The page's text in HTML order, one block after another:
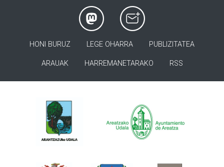
HONI BURUZ LEGE OHARRA PUBLIZITATEA
ARAUAK HARREMANETARAKO RSS